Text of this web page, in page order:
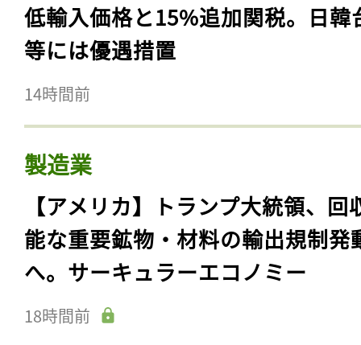
低輸入価格と15%追加関税。日韓
等には優遇措置
14時間前
製造業
【アメリカ】トランプ大統領、回
能な重要鉱物・材料の輸出規制発
へ。サーキュラーエコノミー
18時間前